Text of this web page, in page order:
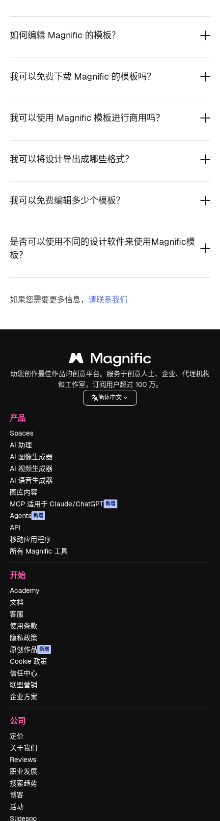
如何编辑 Magnific 的模板？
我可以免费下载 Magnific 的模板吗？
我可以使用 Magnific 模板进行商用吗？
我可以将设计导出成哪些格式？
我可以免费编辑多少个模板？
是否可以使用不同的设计软件来使用Magnific模
板？
如果您需要更多信息， 请联系我们
助您创作最佳作品的创意平台。服务于创意人士、企业、代理机构
和工作室，订阅用户超过 100 万。
简体中文
产品
Spaces
AI 助理
AI 图像生成器
AI 视频生成器
AI 语音生成器
图库内容
MCP 适用于 Claude/ChatGPT 新增
Agents 新增
API
移动应用程序
所有 Magnific 工具
开始
Academy
文档
客服
使用条款
隐私政策
原创作品 新增
Cookie 政策
信任中心
联盟营销
企业方案
公司
定价
关于我们
Reviews
职业发展
搜索趋势
博客
活动
Slidesgo